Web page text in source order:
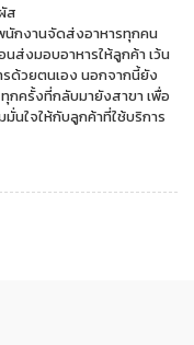
ส
กงานจัดส่งอาหารทุกคน
ส่งมอบอาหารให้ลูกค้า เว้น
รด้วยตนเอง นอกจากนี้ยัง
ทุกครั้งที่กลับมายังสาขา เพื่อ
นใจให้กับลูกค้าที่ใช้บริการ